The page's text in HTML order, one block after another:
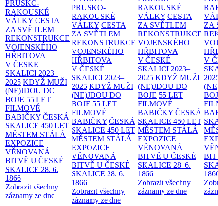
PRUSKO-
RAKOUSKÉ
VÁLKY CESTA
ZA SVĚTLEM
REKONSTRUKCE
VOJENSKÉHO
HŘBITOVA
V ČESKÉ
SKALICI 2023–
2025 KDYŽ MUŽI
(NE)JDOU DO
BOJE 55 LET
FILMOVÉ
BABIČKY ČESKÁ
SKALICE 450 LET
MĚSTEM STÁLÁ
EXPOZICE
VĚNOVANÁ
BITVĚ U ČESKÉ
SKALICE 28. 6.
1866
Zobrazit všechny
záznamy ze dne
PRUSKO-
RAKOUSKÉ
VÁLKY CESTA
ZA SVĚTLEM
REKONSTRUKCE
VOJENSKÉHO
HŘBITOVA
V ČESKÉ
SKALICI 2023–
2025 KDYŽ MUŽI
(NE)JDOU DO
BOJE 55 LET
FILMOVÉ
BABIČKY ČESKÁ
SKALICE 450 LET
MĚSTEM STÁLÁ
EXPOZICE
VĚNOVANÁ
BITVĚ U ČESKÉ
SKALICE 28. 6.
1866
Zobrazit všechny
záznamy ze dne
RAKOUSKÉ
VÁLKY CESTA
ZA SVĚTLEM
REKONSTRUKCE
VOJENSKÉHO
HŘBITOVA
V ČESKÉ
SKALICI 2023–
2025 KDYŽ MUŽI
(NE)JDOU DO
BOJE 55 LET
FILMOVÉ
BABIČKY ČESKÁ
SKALICE 450 LET
MĚSTEM STÁLÁ
EXPOZICE
VĚNOVANÁ
BITVĚ U ČESKÉ
SKALICE 28. 6.
1866
Zobrazit všechny
záznamy ze dne
ZA
V